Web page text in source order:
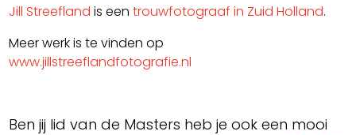
Jill Streefland is een trouwfotograaf in Zuid Holland.
Meer werk is te vinden op
www.jillstreeflandfotografie.nl
Ben jij lid van de Masters heb je ook een mooi